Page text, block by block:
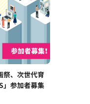
祭、次世代育
」参加者募集